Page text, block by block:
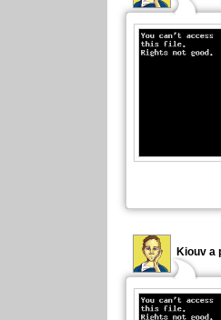
Kiouv a